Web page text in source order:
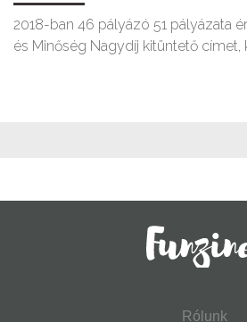
2018-ban 46 pályázó 51 pályázata
és Minőség Nagydíj kitüntető címet,
Rólunk